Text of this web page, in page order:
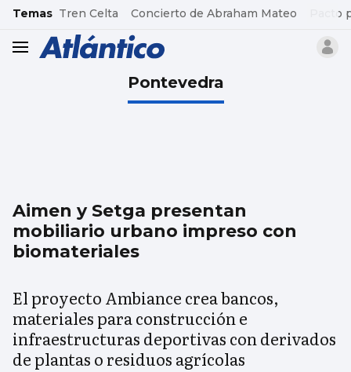
common.go-to-content
Temas Tren Celta Concierto de Abraham Mateo Pacto
header.menu.open
Pontevedra
Aimen y Setga presentan
mobiliario urbano impreso con
biomateriales
El proyecto Ambiance crea bancos,
materiales para construcción e
infraestructuras deportivas con derivados
de plantas o residuos agrícolas